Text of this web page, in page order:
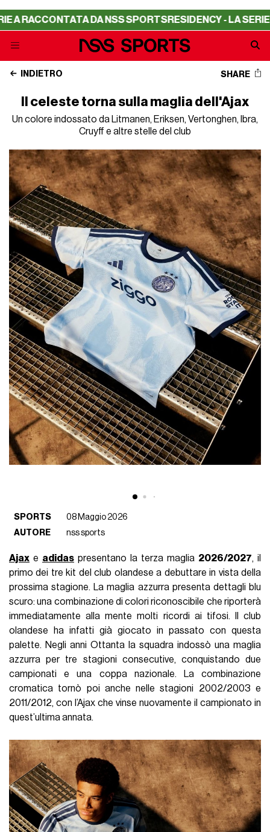
DA NSS SPORTSRESIDENCY - LA SERIE A
INDIETRO SHARE
Il celeste torna sulla maglia dell'Ajax
Un colore indossato da Litmanen, Eriksen, Vertonghen, Ibra,
Cruyff e altre stelle del club
SPORTS
08 Maggio 2026
AUTORE
nss sports
Ajax e adidas presentano la terza maglia 2026/2027, il
primo dei tre kit del club olandese a debuttare in vista della
prossima stagione. La maglia azzurra presenta dettagli blu
scuro: una combinazione di colori riconoscibile che riporterà
immediatamente alla mente molti ricordi ai tifosi. Il club
olandese ha infatti già giocato in passato con questa
palette. Negli anni Ottanta la squadra indossò una maglia
azzurra per tre stagioni consecutive, conquistando due
campionati e una coppa nazionale. La combinazione
cromatica tornò poi anche nelle stagioni 2002/2003 e
2011/2012, con l’Ajax che vinse nuovamente il campionato in
quest’ultima annata.